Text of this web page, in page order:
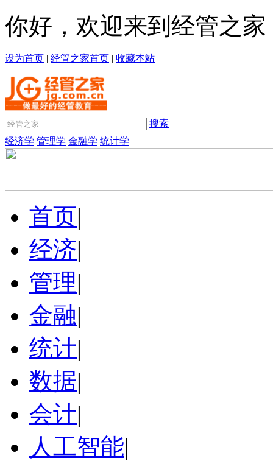
你好，欢迎来到经管之家
设为首页 | 经管之家首页 | 收藏本站
搜索
经济学 管理学 金融学 统计学
首页|
经济|
管理|
金融|
统计|
数据|
会计|
人工智能|